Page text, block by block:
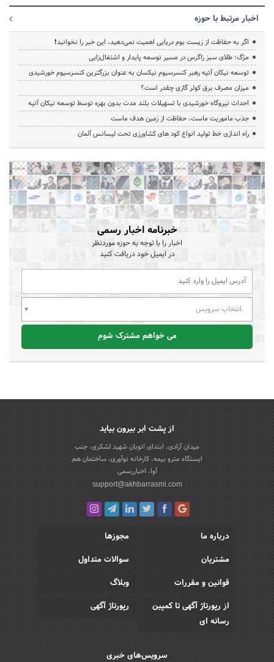
اخبار مرتبط با حوزه
اگر به حفاظت از زیست بوم دریایی اهمیت نمی‌دهید، این خبر را نخوانید❗
مژگ؛ طلای سبز زاگرس در مسیر توسعه پایدار و اشتغال‌زایی
توسعه نیکان آتیه رهبر کنسرسیوم نیکسان به عنوان بزرگترین کنسرسیوم خورشیدی
میزان مصرف برق کولر گازی چقدر است؟
احداث نیروگاه خورشیدی با تسهیلات بلند مدت بدون بهره توسط توسعه نیکان آتیه
جذب ماموریت ماست، حفاظت از زمین هدف ماست
راه اندازی خط تولید انواع کود های کشاورزی تحت لیسانس آلمان
خبرنامه اخبار رسمی
اخبار را با توجه به حوزه موردنظر
در ایمیل خود دریافت کنید
انتخاب سرویس
می خواهم مشترک شوم
از پشت ابر بیرون بیاید
میدان آزادی، ابتدای اتوبان شهید لشکری، جنب
ایستگاه مترو بیمه، کارخانه نوآوری، ساختمان هم
آوا، اخباررسمی
support@akhbarrasmi.com
درباره ما
مجوزها
مشتریان
سوالات متداول
قوانین و مقررات
وبلاگ
از رپورتاژ آگهی تا کمپین
رسانه ای
رپورتاژ آگهی
سرویس‌های خبری